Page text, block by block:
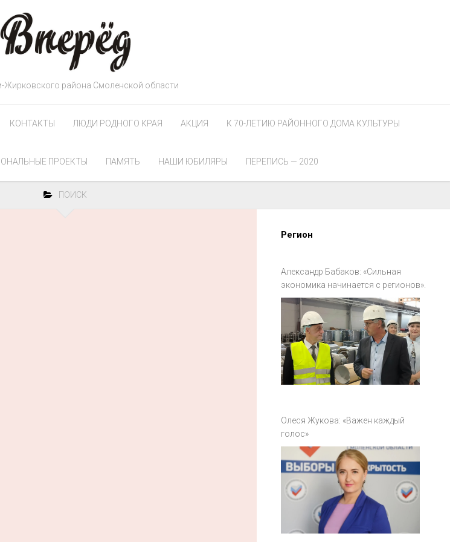
Жирковского района Смоленской области
КОНТАКТЫ ЛЮДИ РОДНОГО КРАЯ АКЦИЯ К 70-ЛЕТИЮ РАЙОННОГО ДОМА КУЛЬТУРЫ
ПРОЕКТЫ ПАМЯТЬ НАШИ ЮБИЛЯРЫ ПЕРЕПИСЬ — 2020
ПОИСК
Регион
Александр Бабаков: «Сильная
экономика начинается с регионов».
Олеся Жукова: «Важен каждый
голос»